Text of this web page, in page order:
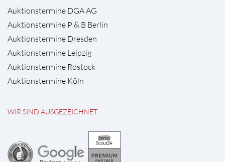
Auktionstermine DGA AG
Auktionstermine P & B Berlin
Auktionstermine Dresden
Auktionstermine Leipzig
Auktionstermine Rostock
Auktionstermine Köln
WIR SIND AUSGEZEICHNET